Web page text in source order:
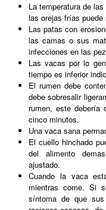
La temperatura de
las orejas frías
Las patas con
las camas o sus
infecciones en las
Las vacas por lo
tiempo es inferior
El rumen debe
debe sobresalir
rumen, este debería
cinco minutos.
Una vaca sana
El cuello hinchado
del alimento
ajustado.
Cuando la vaca
mientras come. Si
síntoma de que